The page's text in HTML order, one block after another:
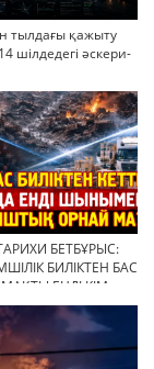
тылдағы қажыту
шілдедегі әскери-
БЕТБҰРЫС:
БИЛІКТЕН БАС
ЕНДІ КІМ